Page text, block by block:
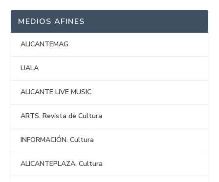
MEDIOS AFINES
ALICANTEMAG
UALA
ALICANTE LIVE MUSIC
ARTS. Revista de Cultura
INFORMACIÓN. Cultura
ALICANTEPLAZA. Cultura